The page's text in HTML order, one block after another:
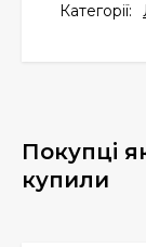
Категорії:
Покупці
купили